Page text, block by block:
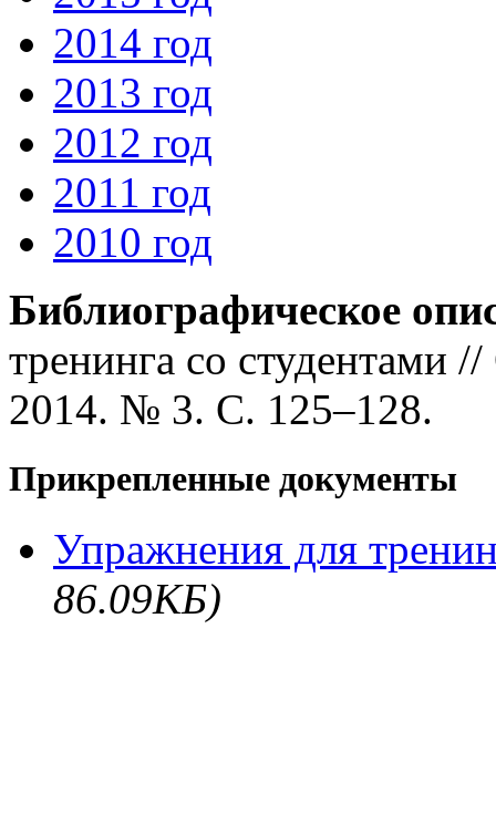
2014 год
2013 год
2012 год
2011 год
2010 год
Библиографическое
тренинга со студентами
2014. № 3. С. 125–128.
Прикрепленные документы
Упражнения для
86.09КБ)